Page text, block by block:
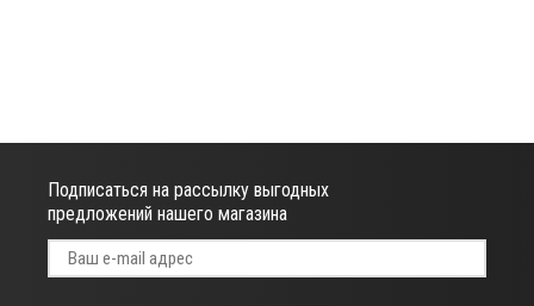
Подписаться на рассылку выгодных
предложений нашего магазина